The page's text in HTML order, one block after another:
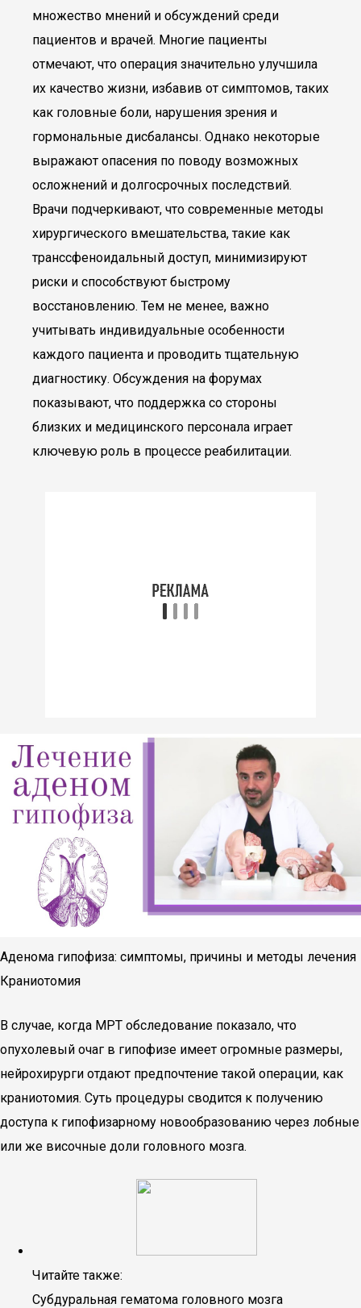
множество мнений и обсуждений среди
пациентов и врачей. Многие пациенты
отмечают, что операция значительно улучшила
их качество жизни, избавив от симптомов, таких
как головные боли, нарушения зрения и
гормональные дисбалансы. Однако некоторые
выражают опасения по поводу возможных
осложнений и долгосрочных последствий.
Врачи подчеркивают, что современные методы
хирургического вмешательства, такие как
транссфеноидальный доступ, минимизируют
риски и способствуют быстрому
восстановлению. Тем не менее, важно
учитывать индивидуальные особенности
каждого пациента и проводить тщательную
диагностику. Обсуждения на форумах
показывают, что поддержка со стороны
близких и медицинского персонала играет
ключевую роль в процессе реабилитации.
Аденома гипофиза: симптомы, причины и методы лечения
Краниотомия
В случае, когда МРТ обследование показало, что
опухолевый очаг в гипофизе имеет огромные размеры,
нейрохирурги отдают предпочтение такой операции, как
краниотомия. Суть процедуры сводится к получению
доступа к гипофизарному новообразованию через лобные
или же височные доли головного мозга.
Читайте также:
Субдуральная гематома головного мозга